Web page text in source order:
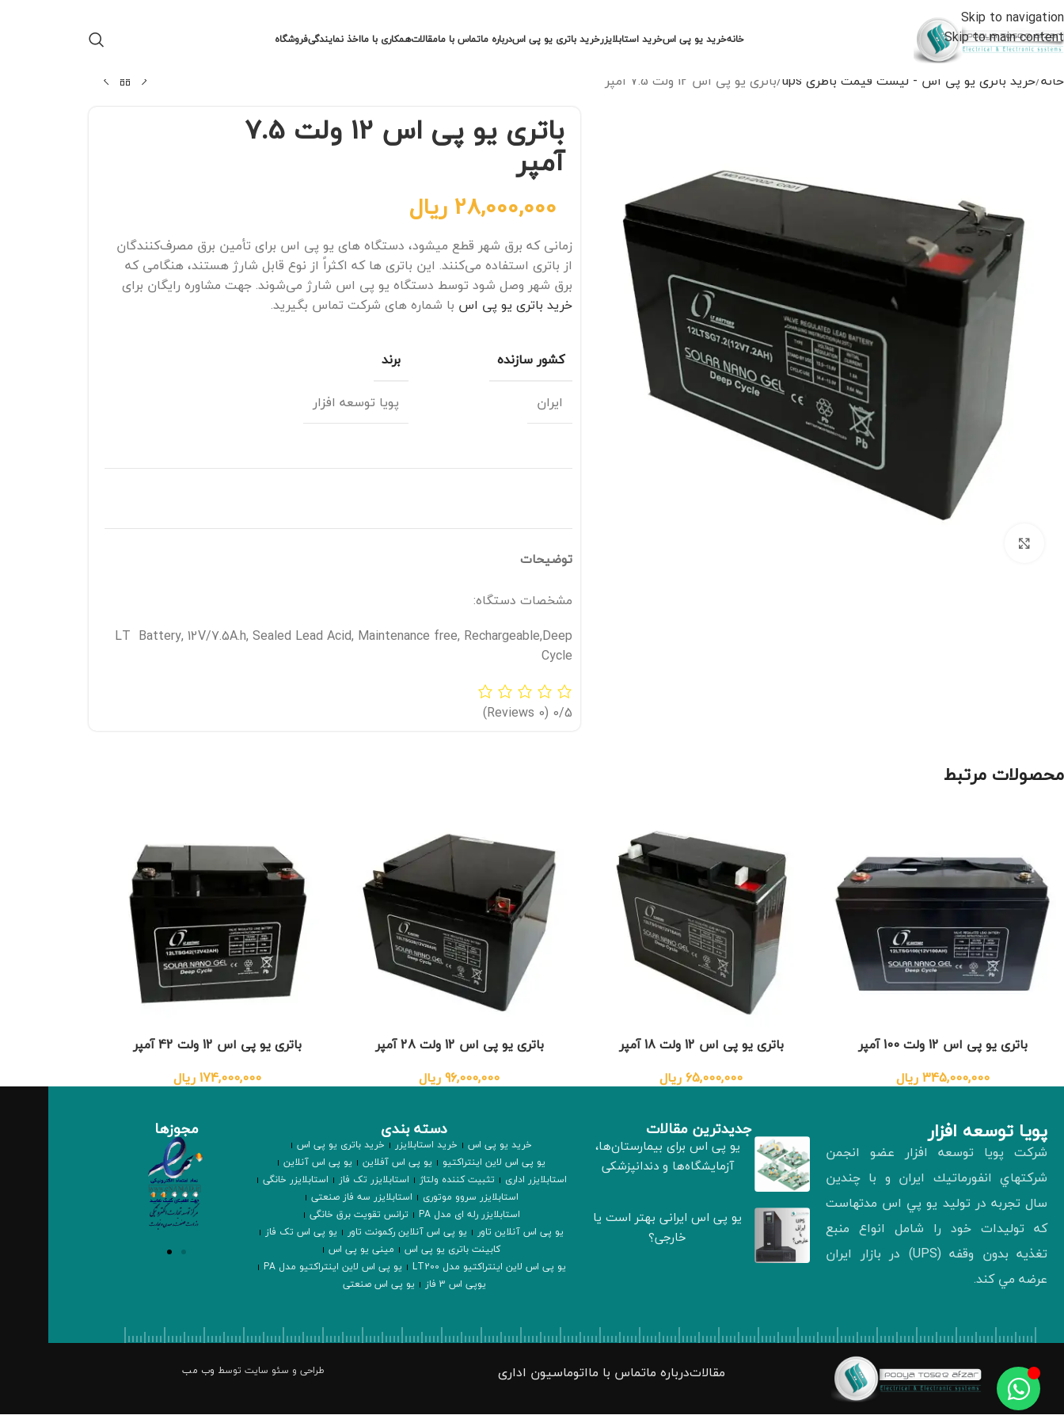
Skip to navigation
Skip to main content
خانهخرید یو پی اسخرید استابلایزرخرید باتری یو پی اسدرباره ماتماس با مامقالاتهمکاری با مااخذ نمایندگیفروشگاه
خانه خرید باتری یو پی اس - لیست قیمت باطری ups باتری یو پی اس 12 ولت 7.5 آمپر
باتری یو پی اس 12 ولت 7.5
آمپر
28,000,000 ریال
زمانی که برق شهر قطع میشود، دستگاه های یو پی اس برای تأمین برق مصرف‌کنندگان
از باتری استفاده می‌کنند. این باتری‌ ها که اکثراً از نوع قابل شارژ هستند، هنگامی که
برق شهر وصل شود توسط دستگاه یو پی اس شارژ می‌شوند. جهت مشاوره رایگان برای
خرید باتری یو پی اس با شماره های شرکت تماس بگیرید.
کشور سازنده
ایران
برند
پویا توسعه افزار
توضیحات
مشخصات دستگاه:
LT Battery, 12V/7.5A.h, Sealed Lead Acid, Maintenance free, Rechargeable,Deep
Cycle
0/5
(0 Reviews)
محصولات مرتبط
باتری یو پی اس 12 ولت 100 آمپر
345,000,000ریال
باتری یو پی اس 12 ولت 18 آمپر
65,000,000ریال
باتری یو پی اس 12 ولت 28 آمپر
96,000,000ریال
باتری یو پی اس 12 ولت 42 آمپر
174,000,000ریال
پويا توسعه افزار
شركت پويا توسعه افزار عضو انجمن
شركتهاي انفورماتيك ايران و با چندين
سال تجربه در توليد يو پي اس مدتهاست
كه توليدات خود را شامل انواع منبع
تغذيه بدون وقفه (UPS) در بازار ايران
عرضه مي كند.
جدیدترین مقالات
یو پی اس برای بیمارستان‌ها،
آزمایشگاه‌ها و دندانپزشکی
یو پی اس ایرانی بهتر است یا
خارجی؟
دسته بندی
خرید یو پی اس خرید استابلایزر
خرید باتری یو پی اس
یو پی اس لاین اینتراکتیو
یو پی اس آفلاین
یو پی اس آنلاین
استابلایزر اداری
تثبیت کننده ولتاژ استابلایزر تک فاز
استابلایزر خانگی
استابلایزر سروو موتوری
استابلایزر سه فاز صنعتی
استابلایزر رله ای مدل PA
ترانس تقویت برق خانگی
یو پی اس آنلاین تاور
یو پی اس آنلاین رکمونت تاور
یو پی اس تک فاز
کابینت باتری یو پی اس
مینی یو پی اس
یو پی اس لاین اینتراکتیو مدل LT200
یو پی اس لاین اینتراکتیو مدل PA
یوپی اس 3 فاز
یو پی اس صنعتی
مجوزها
مقالاتدرباره ماتماس با مااتوماسیون اداری طراحی و سئو سایت توسط وب مب